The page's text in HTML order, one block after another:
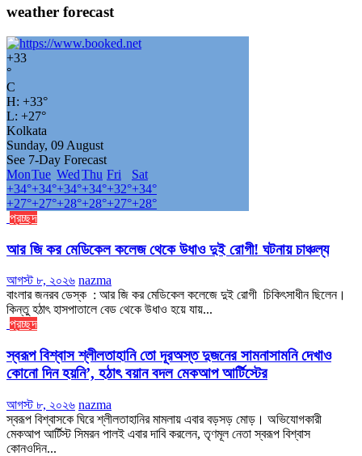
weather forecast
+33
°
C
H: +33°
L: +27°
Kolkata
Sunday, 09 August
See 7-Day Forecast
MonTue WedThu Fri
Sat
+34°+34°+34°+34°+32°+34°
+27°+27°+28°+28°+27°+28°
প্রচ্ছদ
আর জি কর মেডিকেল কলেজ থেকে উধাও দুই রোগী! ঘটনায় চাঞ্চল্য
আগস্ট ৮, ২০২৬ nazma
বাংলার জনরব ডেস্ক : আর জি কর মেডিকেল কলেজে দুই রোগী চিকিৎসাধীন ছিলেন।
কিন্তু হঠাৎ হাসপাতালে বেড থেকে উধাও হয়ে যায়...
প্রচ্ছদ
স্বরূপ বিশ্বাস শ্লীলতাহানি তো দূরঅস্ত দুজনের সামনাসামনি দেখাও
কোনো দিন হয়নি’, হঠাৎ বয়ান বদল মেকআপ আর্টিস্টের
আগস্ট ৮, ২০২৬ nazma
স্বরূপ বিশ্বাসকে ঘিরে শ্লীলতাহানির মামলায় এবার বড়সড় মোড়। অভিযোগকারী
মেকআপ আর্টিস্ট সিমরন পালই এবার দাবি করলেন, তৃণমূল নেতা স্বরূপ বিশ্বাস
কোনওদিন...